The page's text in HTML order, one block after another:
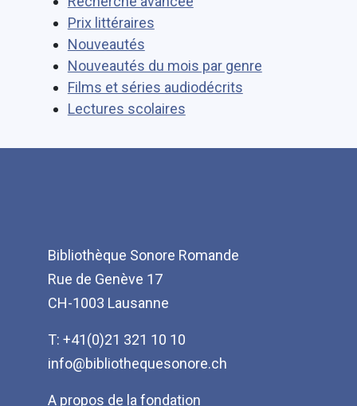
Prix littéraires
Nouveautés
Nouveautés du mois par genre
Films et séries audiodécrits
Lectures scolaires
Bibliothèque Sonore Romande
Rue de Genève 17
CH-1003 Lausanne
T: +41(0)21 321 10 10
info@bibliothequesonore.ch
Menu
A propos de la fondation